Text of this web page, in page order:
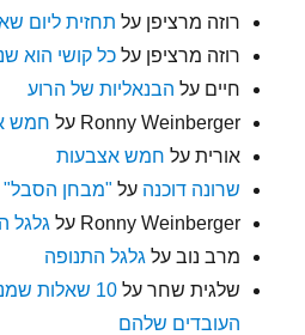
רוזה מרציפן על תחזית ליום
רוזה מרציפן עלכל קושי הוא
חיים על הבנאליות של הרוע
Ronny Weinberger על חמש
אורית על חמש אצבעות
שרונה דוכנה על "מבחן הסבל"
Ronny Weinberger על גלגל
מרב נוב על גלגל התנופה
שלגית שחר על
10 שאלות
העובדים שלהם